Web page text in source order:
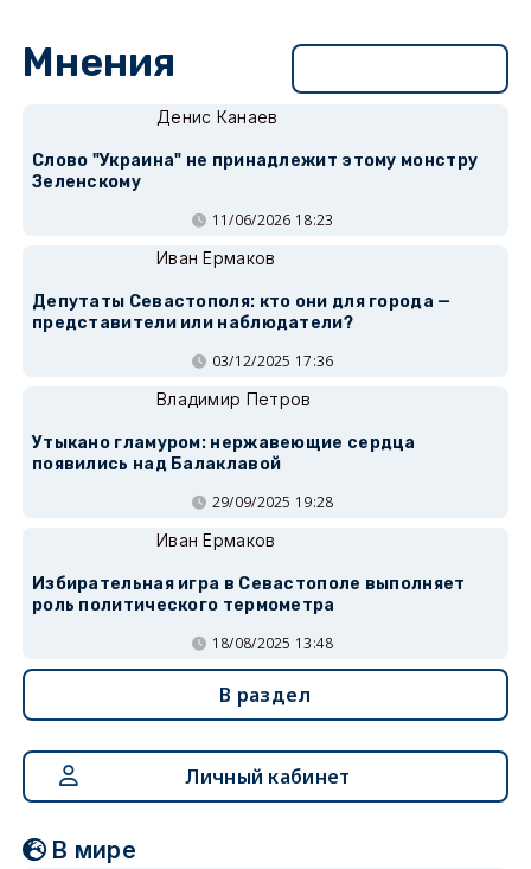
Мнения
Денис Канаев
Слово "Украина" не принадлежит этому монстру
Зеленскому
11/06/2026 18:23
Иван Ермаков
Депутаты Севастополя: кто они для города —
представители или наблюдатели?
03/12/2025 17:36
Владимир Петров
Утыкано гламуром: нержавеющие сердца
появились над Балаклавой
29/09/2025 19:28
Иван Ермаков
Избирательная игра в Севастополе выполняет
роль политического термометра
18/08/2025 13:48
В раздел
Личный кабинет
В мире